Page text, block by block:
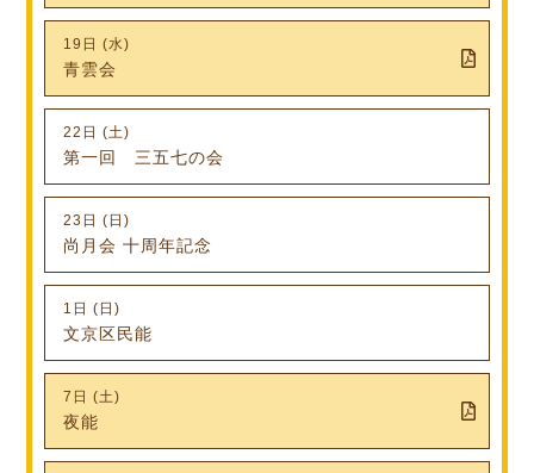
19日 (水)
青雲会
22日 (土)
第一回 三五七の会
23日 (日)
尚月会 十周年記念
1日 (日)
文京区民能
7日 (土)
夜能